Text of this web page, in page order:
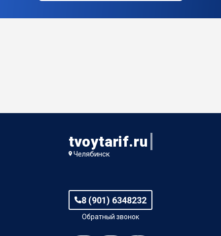
tvoytarif.ru
Челябинск
8 (901) 6348232
Обратный звонок